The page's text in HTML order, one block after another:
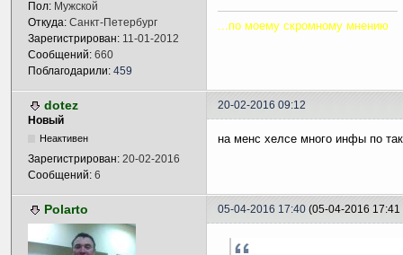
Пол: Мужской
Откуда: Санкт-Петербург
Зарегистрирован: 11-01-2012
Сообщений: 660
Поблагодарили: 459
...по моему скромному мнению
dotez
20-02-2016 09:12
Новый
Неактивен
Зарегистрирован: 20-02-2016
Сообщений: 6
на менс хелсе много инфы по
Polarto 05-04-2016 17:40 (05-04-2016 17:41